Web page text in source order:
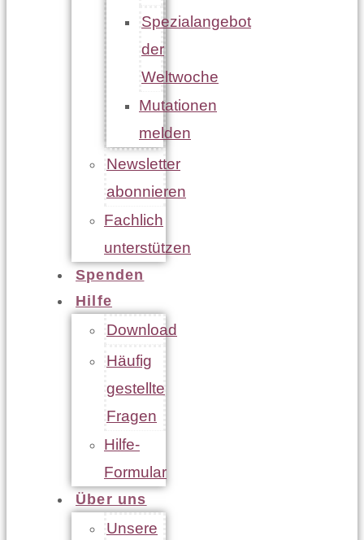
Spezialangebot
der
Weltwoche
Mutationen
melden
Newsletter
abonnieren
Fachlich
unterstützen
Spenden
Hilfe
Download
Häufig
gestellte
Fragen
Hilfe-
Formular
Über uns
Unsere